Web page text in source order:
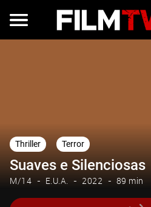
Thriller Terror
Suaves e Silenciosas
M/14 E.U.A. 2022 89 min